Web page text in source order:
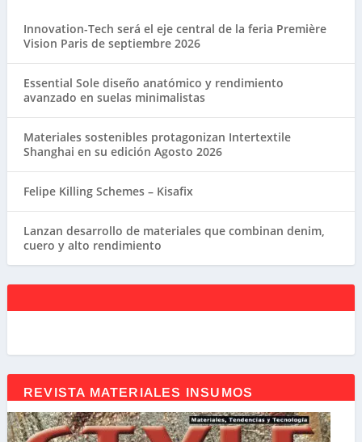
Innovation-Tech será el eje central de la feria Première
Vision Paris de septiembre 2026
Essential Sole diseño anatómico y rendimiento
avanzado en suelas minimalistas
Materiales sostenibles protagonizan Intertextile
Shanghai en su edición Agosto 2026
Felipe Killing Schemes – Kisafix
Lanzan desarrollo de materiales que combinan denim,
cuero y alto rendimiento
REVISTA MATERIALES INSUMOS